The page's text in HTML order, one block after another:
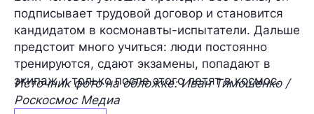
подписывает трудовой договор и становится
кандидатом в космонавты-испытатели. Дальше
предстоит много учиться: люди постоянно
тренируются, сдают экзамены, попадают в
экипаж и только после этого летят в космос.
Источник фото на обложке: Иван Тимошенко /
Роскосмос Медиа